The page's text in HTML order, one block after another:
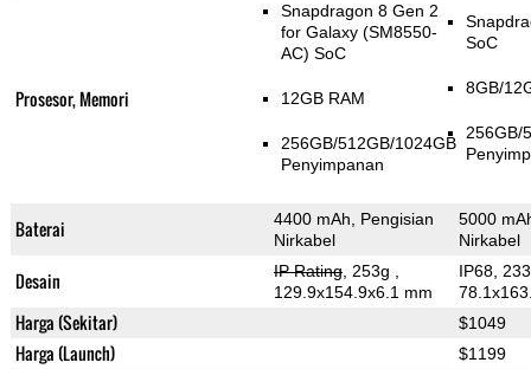
Prosesor, Memori
Snapdragon 8 Gen 2
for Galaxy (SM8550-
AC) SoC
12GB RAM
256GB/512GB/1024GB
Penyimpanan
SoC
8GB/
256GB/
Baterai
4400 mAh, Pengisian
Nirkabel
5000
Nirkabel
Desain IP Rating, 253g
129.9x154.9x6.1 mm
IP68,
Harga (Sekitar) $1049
Harga (Launch) $1199